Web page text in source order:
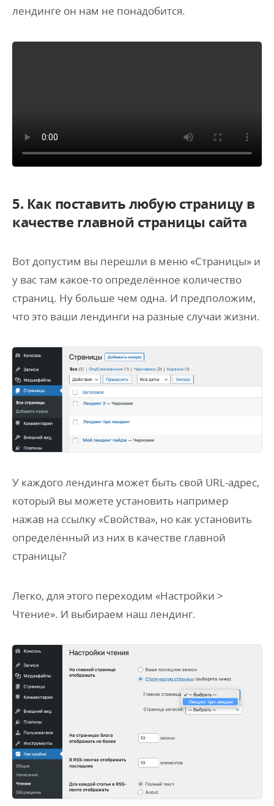
лендинге он нам не понадобится.
5. Как поставить любую страницу в
качестве главной страницы сайта
Вот допустим вы перешли в меню «Страницы» и
у вас там какое-то определённое количество
страниц. Ну больше чем одна. И предположим,
что это ваши лендинги на разные случаи жизни.
У каждого лендинга может быть свой URL-адрес,
который вы можете установить например
нажав на ссылку «Свойства», но как установить
определённый из них в качестве главной
страницы?
Легко, для этого переходим «Настройки >
Чтение». И выбираем наш лендинг.